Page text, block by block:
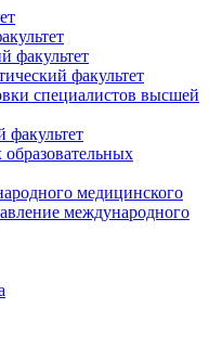
факультет
факультет
специалистов высшей
факультет
образовательных
медицинского
международного